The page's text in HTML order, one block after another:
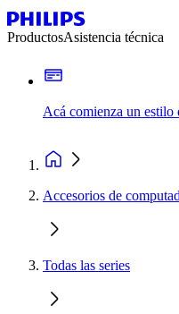
ProductosAsistencia técnica
Acá comienza un estilo
Accesorios de
Todas las series